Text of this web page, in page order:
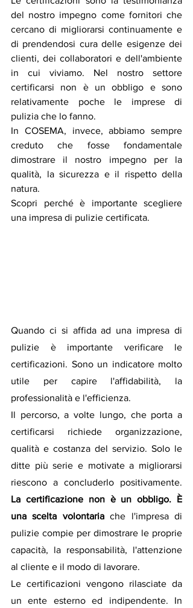
del nostro impegno come fornitori che
cercano di migliorarsi continuamente e
di prendendosi cura delle esigenze dei
clienti, dei collaboratori e dell'ambiente
in cui viviamo. Nel nostro settore
certificarsi non è un obbligo e sono
relativamente poche le imprese di
pulizia che lo fanno.
In COSEMA, invece, abbiamo sempre
creduto che fosse fondamentale
dimostrare il nostro impegno per la
qualità, la sicurezza e il rispetto della
natura.
Scopri perché è importante scegliere
una impresa di pulizie certificata.
Quando ci si affida ad una impresa di
pulizie è importante verificare le
certificazioni. Sono un indicatore molto
utile per capire l'affidabilità, la
professionalità e l'efficienza.
Il percorso, a volte lungo, che porta a
certificarsi richiede organizzazione,
qualità e costanza del servizio. Solo le
ditte più serie e motivate a migliorarsi
La certificazione non è un obbligo. È
una scelta volontaria che l'impresa di
pulizie compie per dimostrare le proprie
capacità, la responsabilità, l'attenzione
al cliente e il modo di lavorare.
Le certificazioni vengono rilasciate da
un ente esterno ed indipendente. In